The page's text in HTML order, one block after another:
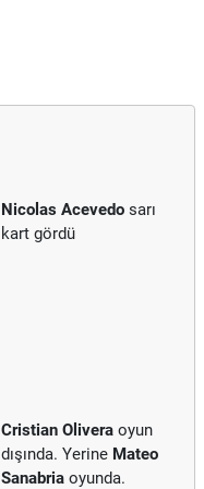
Nicolas Acevedo sarı
kart gördü
Cristian Olivera oyun
dışında. Yerine Mateo
Sanabria oyunda.